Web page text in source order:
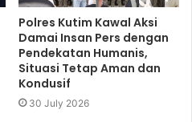
Polres Kutim Kawal Aksi
Damai Insan Pers dengan
Pendekatan Humanis,
Situasi Tetap Aman dan
Kondusif
30 July 2026